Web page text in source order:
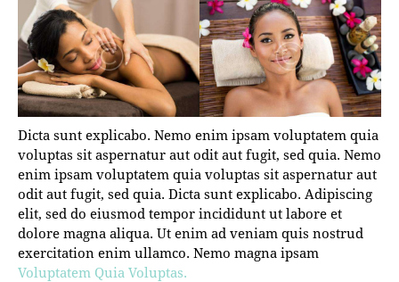
Dicta sunt explicabo. Nemo enim ipsam voluptatem quia
voluptas sit aspernatur aut odit aut fugit, sed quia. Nemo
enim ipsam voluptatem quia voluptas sit aspernatur aut
odit aut fugit, sed quia. Dicta sunt explicabo. Adipiscing
elit, sed do eiusmod tempor incididunt ut labore et
dolore magna aliqua. Ut enim ad veniam quis nostrud
exercitation enim ullamco. Nemo magna ipsam
Voluptatem Quia Voluptas.